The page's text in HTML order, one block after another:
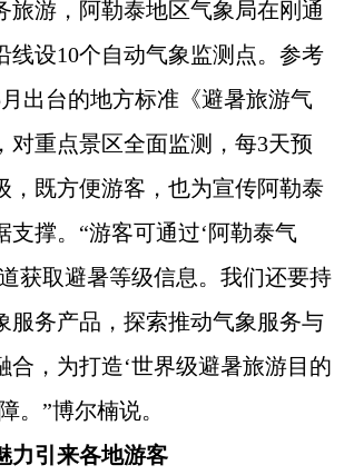
旅游，阿勒泰地区气象局在刚通
线设10个自动气象监测点。参考
出台的地方标准《避暑旅游气
对重点景区全面监测，每3天预
，既方便游客，也为宣传阿勒泰
支撑。“游客可通过‘阿勒泰气
获取避暑等级信息。我们还要持
服务产品，探索推动气象服务与
合，为打造‘世界级避暑旅游目的
。”博尔楠说。
力引来各地游客